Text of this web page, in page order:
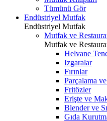
Tümünü Gör
Endüstriyel Mutfak
Endüstriyel Mutfak
Mutfak ve
Mutfak ve
Helvane
Izgaralar
Fırınlar
Parçalama
Fritözler
Erişte ve
Blender ve
Gıda